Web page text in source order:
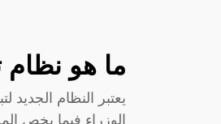
ما هو نظام
يعتبر النظام
الوزراء فيما يخص